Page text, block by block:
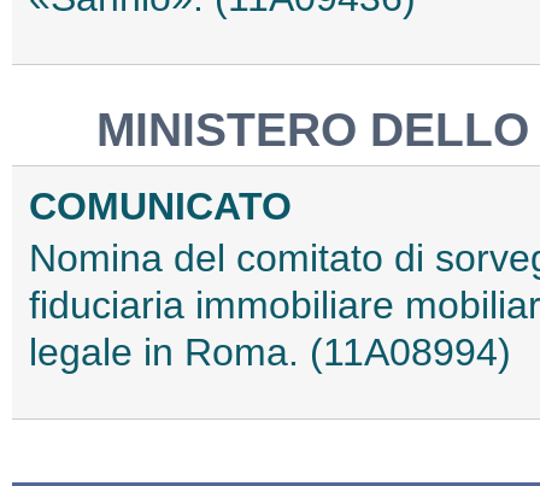
MINISTERO
COMUNICATO
Nomina del comitato di
fiduciaria immobiliare
legale in Roma. (11A08994)